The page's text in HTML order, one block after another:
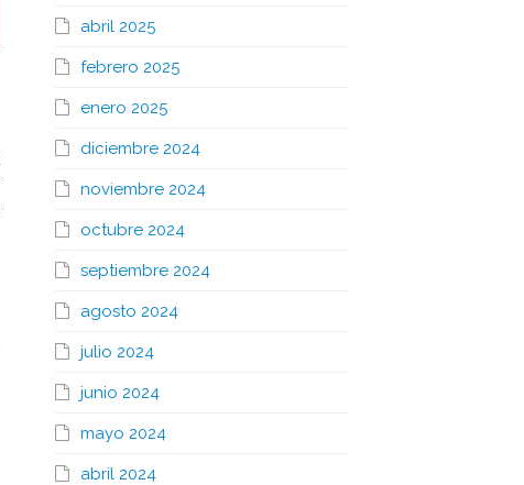
abril 2025
febrero 2025
enero 2025
diciembre 2024
noviembre 2024
octubre 2024
septiembre 2024
agosto 2024
julio 2024
junio 2024
mayo 2024
abril 2024